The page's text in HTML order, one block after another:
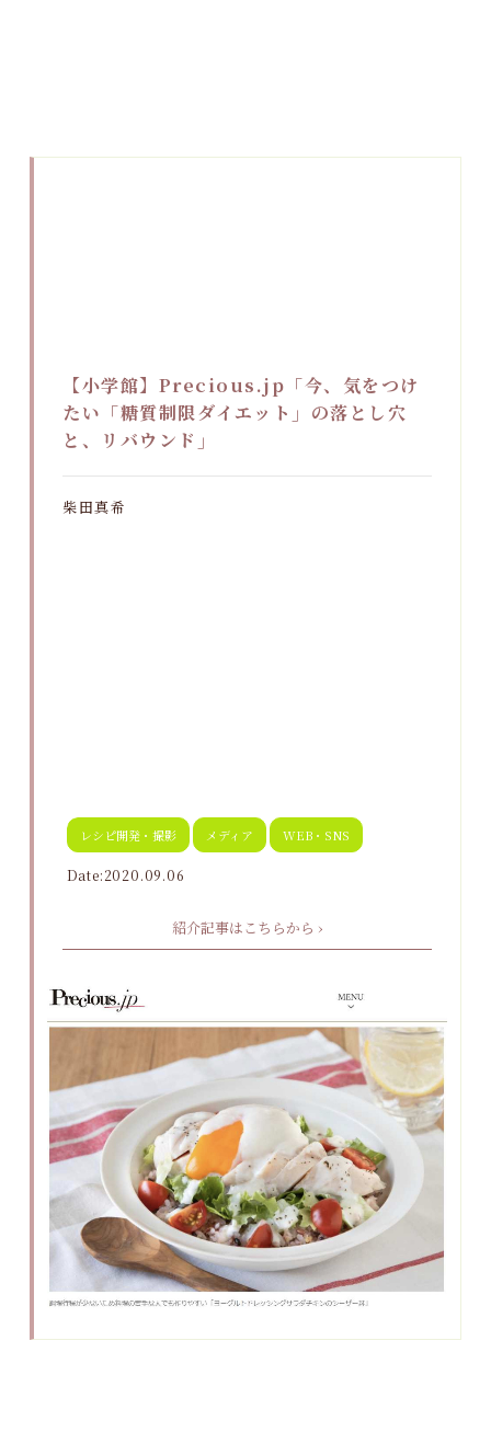
【小学館】Precious.jp「今、気をつけ
たい「糖質制限ダイエット」の落とし穴
と、リバウンド」
柴田真希
レシピ開発・撮影 メディア WEB・SNS
Date:2020.09.06
紹介記事はこちらから ›